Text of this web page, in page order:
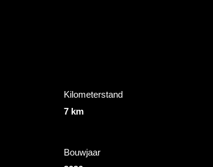
Kilometerstand
7 km
Bouwjaar